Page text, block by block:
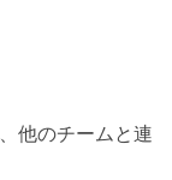
、他のチームと連